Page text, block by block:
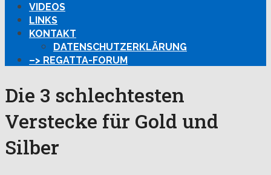
VIDEOS
LINKS
KONTAKT
DATENSCHUTZERKLÄRUNG
–> REGATTA-FORUM
Die 3 schlechtesten
Verstecke für Gold und
Silber